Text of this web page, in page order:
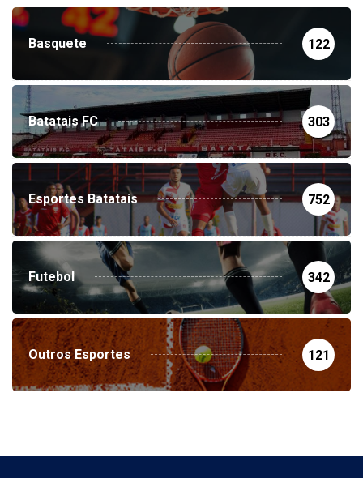
Basquete 122
Batatais FC 303
Esportes Batatais 752
Futebol 342
Outros Esportes 121